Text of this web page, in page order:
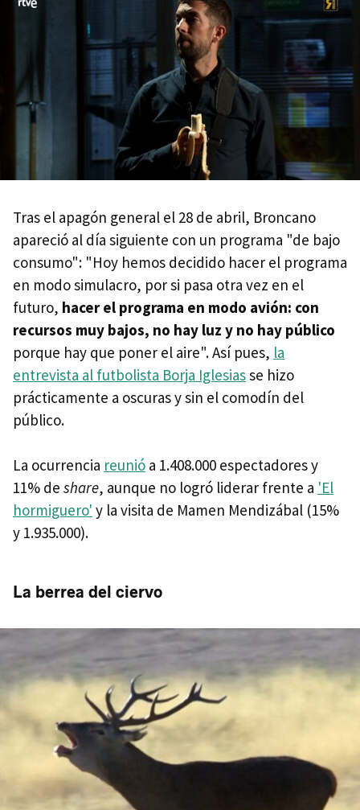
Tras el apagón general el 28 de abril, Broncano
apareció al día siguiente con un programa "de bajo
consumo": "Hoy hemos decidido hacer el programa
en modo simulacro, por si pasa otra vez en el
futuro, hacer el programa en modo avión: con
recursos muy bajos, no hay luz y no hay público
porque hay que poner el aire". Así pues, la
entrevista al futbolista Borja Iglesiasse hizo
prácticamente a oscuras y sin el comodín del
público.
La ocurrencia reunió a 1.408.000 espectadores y
11% de share, aunque no logró liderar frente a 'El
hormiguero' y la visita de Mamen Mendizábal (15%
y 1.935.000).
La berrea del ciervo